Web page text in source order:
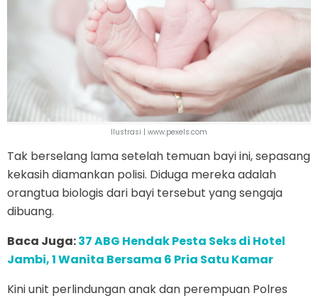
Ilustrasi | www.pexels.com
Tak berselang lama setelah temuan bayi ini, sepasang
kekasih diamankan polisi. Diduga mereka adalah
orangtua biologis dari bayi tersebut yang sengaja
dibuang.
Baca Juga:37 ABG Hendak Pesta Seks di Hotel
Jambi, 1 Wanita Bersama 6 Pria Satu Kamar
Kini unit perlindungan anak dan perempuan Polres